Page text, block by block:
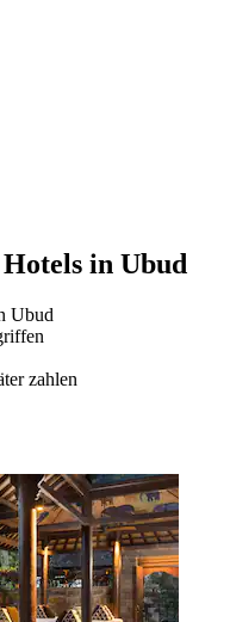
in Ubud
Ubud
zahlen